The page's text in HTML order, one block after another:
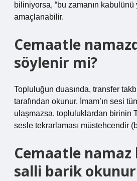
biliniyorsa, “bu zamanın kabulünü
amaçlanabilir.
Cemaatle
söylenir mi?
Topluluğun duasında, transfer
tarafından okunur. İmam’ın sesi
ulaşmazsa, topluluklardan birinin
sesle tekrarlaması müstehcendir
Cemaatle namaz
salli barik